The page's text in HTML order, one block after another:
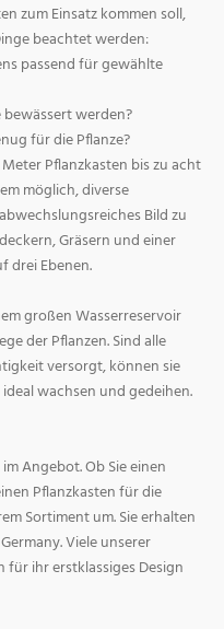
zum Einsatz kommen soll,
beachtet werden:
passend für gewählte
bewässert werden?
für die Pflanze?
Pflanzkasten bis zu acht
möglich, diverse
Bild zu
Gräsern und einer
drei Ebenen.
großen Wasserreservoir
der Pflanzen. Sind alle
versorgt, können sie
wachsen und gedeihen.
Angebot. Ob Sie einen
Pflanzkasten für die
Sortiment um. Sie erhalten
Viele unserer
ihr erstklassiges Design